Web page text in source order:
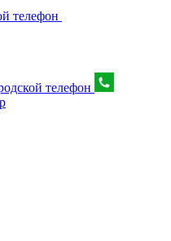
телефон
телефон